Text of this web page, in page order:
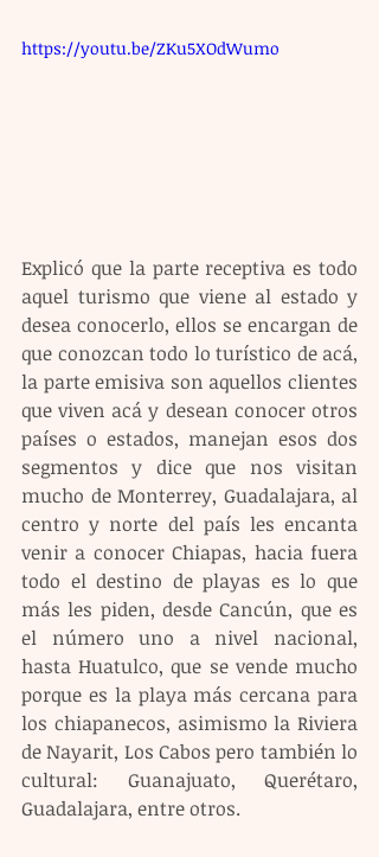
https://youtu.be/ZKu5XOdWumo
Explicó que la parte receptiva es todo
aquel turismo que viene al estado y
desea conocerlo, ellos se encargan de
que conozcan todo lo turístico de acá,
la parte emisiva son aquellos clientes
que viven acá y desean conocer otros
países o estados, manejan esos dos
segmentos y dice que nos visitan
mucho de Monterrey, Guadalajara, al
centro y norte del país les encanta
venir a conocer Chiapas, hacia fuera
todo el destino de playas es lo que
más les piden, desde Cancún, que es
el número uno a nivel nacional,
hasta Huatulco, que se vende mucho
porque es la playa más cercana para
los chiapanecos, asimismo la Riviera
de Nayarit, Los Cabos pero también lo
cultural: Guanajuato, Querétaro,
Guadalajara, entre otros.